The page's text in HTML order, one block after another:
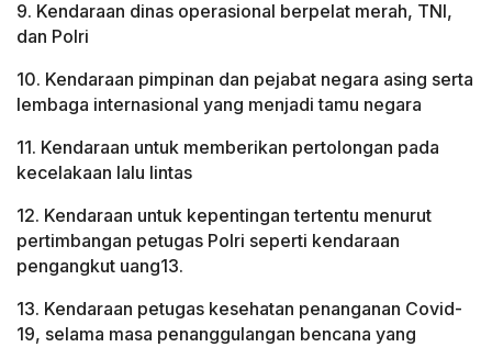
9. Kendaraan dinas operasional berpelat merah, TNI,
dan Polri
10. Kendaraan pimpinan dan pejabat negara asing serta
lembaga internasional yang menjadi tamu negara
11. Kendaraan untuk memberikan pertolongan pada
kecelakaan lalu lintas
12. Kendaraan untuk kepentingan tertentu menurut
pertimbangan petugas Polri seperti kendaraan
pengangkut uang13.
13. Kendaraan petugas kesehatan penanganan Covid-
19, selama masa penanggulangan bencana yang